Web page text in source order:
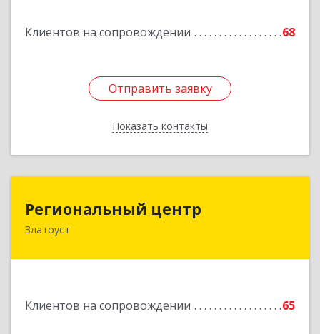
Клиентов на сопровождении 68
Отправить заявку
Показать контакты
Отправить заявку
Назад
Региональный центр
Златоуст
Клиентов на сопровождении 65
Региональный центр
456227, Челябинская обл, Златоуст г, Мира пр-